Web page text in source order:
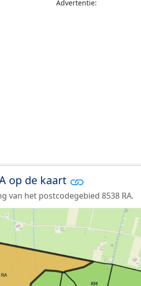
Advertentie:
op de kaart
van het postcodegebied 8538 RA.